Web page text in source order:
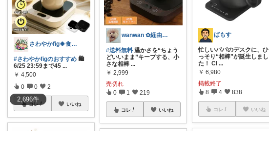
2,696件
さわやかfig🍀食と暮らしを楽しむ
#さわやかfigのおすすめ 🛍️
6/25 23:59まで45 ...
￥ 4,500
0 0 2
コレ いいね
wanwan ︎✿経由購入に感謝✨✨
#送料無料 温かさを“ちょう
どいいまま”キープする、小
さな相棒 ...
￥ 2,999
売切れ
0 1 219
コレ いいね
ばもす
忙しいパパのデスクに、ひ
っそり“相棒”が誕生しまし
た！ CI ...
￥ 6,980
掲載終了
8 4 838
コレ いいね